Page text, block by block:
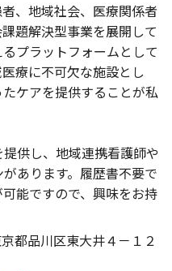
、地域社会、医療関係者
題解決型事業を展開して
プラットフォームとして
療に不可欠な施設とし
ケアを提供することが私
供し、地域連携看護師や
あります。履歴書不要で
能ですので、興味をお持
都品川区東大井４－１２